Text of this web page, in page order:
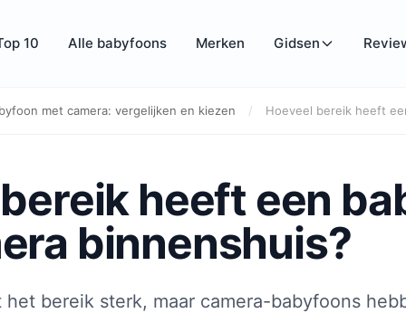
10 Alle babyfoons Merken Gidsen
met camera: vergelijken en kiezen / Hoeveel bereik heeft
heeft een
binnenshuis?
bereik sterk, maar camera-babyfoons